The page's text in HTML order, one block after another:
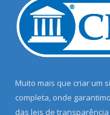
Muito mais que criar um
completa, onde
das leis de